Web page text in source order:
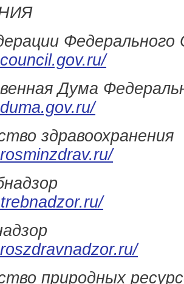
Федерального
Дума
здравоохранения
природных